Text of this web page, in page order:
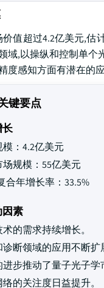
值超过4.2亿美元,估
域,以操纵和控制单
度感知方面有潜在的应
键要点
：4.2亿美元
场规模：55亿美元
合年增长率：33.5%
素
的需求持续增长。
断领域的应用不断扩
步推动了量子光子学
的关注度日益提升。